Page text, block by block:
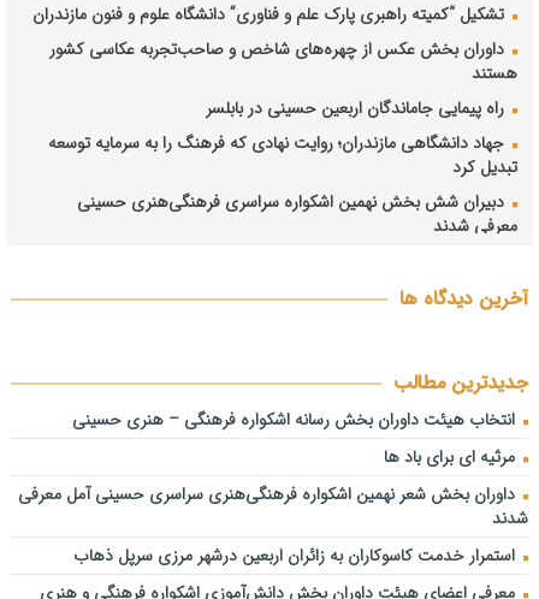
تشکیل “کمیته راهبری پارک علم و فناوری” دانشگاه علوم و فنون مازندران
داوران بخش عکس از چهره‌های شاخص و صاحب‌تجربه عکاسی کشور
هستند
راه پیمایی جاماندگان اربعین حسینی در بابلسر
جهاد دانشگاهی مازندران؛ روایت نهادی که فرهنگ را به سرمایه توسعه
تبدیل کرد
دبیران شش بخش نهمین اشکواره سراسری فرهنگی‌هنری حسینی
معرفی شدند
ترک فعل در حوزه آب، خاک و برنج باید پیگیری شود فیاضی: هم‌افزایی
مدیران، حلقه مفقوده حل چالش‌های مازندران است/ ترک فعل در حوزه
انتصاب دبیر نهمین اشکواره سراسری فرهنگی و هنری حسینی آمل
اشکواره حسینی از رویدادهای شاخص و جریان‌ساز فرهنگی است
نشست هماهنگی و هم‌اندیشی نهمین اشکواره فرهنگی‌هنری حسینی
برگزار شد
برای وطن…
دانشگاه علوم و فنون مازندران؛ میزبان برگزاری آزمون سراسری کارشناسی‌
ارشد سال ۱۴۰۵
عباسی نماینده مجلس شورای اسلامی:بازنشستگان شناسنامه اراده، تلاش
آخرین دیدگاه ها
جدیدترین مطالب
انتخاب هیئت داوران بخش رسانه اشکواره فرهنگی‌ – هنری حسینی
مرثیه ای برای باد ها
داوران بخش شعر نهمین اشکواره فرهنگی‌هنری سراسری حسینی آمل معرفی
شدند
استمرار خدمت کاسوکاران به زائران اربعین درشهر مرزی سرپل ذهاب
معرفی اعضای هیئت داوران بخش دانش‌آموزی اشکواره فرهنگی و هنری